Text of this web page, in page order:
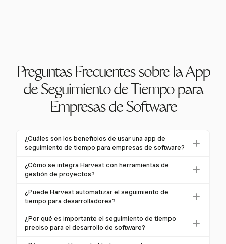
Preguntas Frecuentes sobre la App
de Seguimiento de Tiempo para
Empresas de Software
¿Cuáles son los beneficios de usar una app de
seguimiento de tiempo para empresas de software?
Las apps de seguimiento de tiempo pueden
aumentar significativamente la productividad y
reducir las fugas de productividad en hasta un 80% y
pueden llevar a un aumento del 61% en los ingresos.
Harvest, por ejemplo, ofrece informes detallados e
integración sin problemas con herramientas de
¿Cómo se integra Harvest con herramientas de
gestión de proyectos?
Harvest se integra sin problemas con herramientas
populares de gestión de proyectos como Jira y
el tiempo directamente dentro de sus flujos de
trabajo existentes, asegurando un proceso fluido y
¿Puede Harvest automatizar el seguimiento de
tiempo para desarrolladores?
Sí, Harvest minimiza la entrada manual con
temporizadores de un clic que rastrean
¿Por qué es importante el seguimiento de tiempo
preciso para el desarrollo de software?
El seguimiento de tiempo preciso es esencial para la